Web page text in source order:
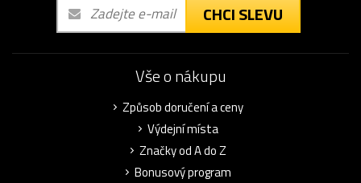
CHCI SLEVU
Vše o nákupu
Způsob doručení a ceny
Výdejní místa
Značky od A do Z
Bonusový program